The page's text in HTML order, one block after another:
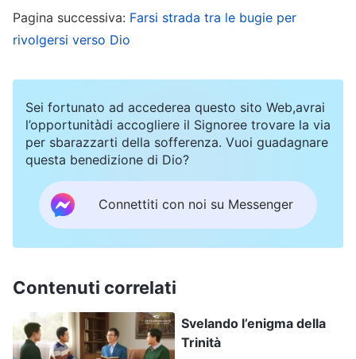
Signore. Erano proprio come i non credenti, alla
ricerca di denaro e di piaceri mondani, e c’erano
di fatto. La Chiesa era davvero desolata. Ho
visto che la loro condivisione era in linea con la
Bibbia e con i fatti, e possedevano una
comprensione di una certa profondità, così ho
pensato: “Ho studiato la Bibbia per tanti anni
senza ottenere questa comprensione, mentre
visto che non ero in grado di persuaderli o di
rispondere alle loro domande, per evitare di
mettermi in imbarazzo, ho biascicato qualche
Pagina successiva: Farsi strada tra le bugie per
rivolgersi verso Dio
Sei fortunato ad accederea questo sito Web,avrai
l’opportunitàdi accogliere il Signoree trovare la via
per sbarazzarti della sofferenza. Vuoi guadagnare
questa benedizione di Dio?
Connettiti con noi su Messenger
Contenuti correlati
Svelando l’enigma della
Trinità